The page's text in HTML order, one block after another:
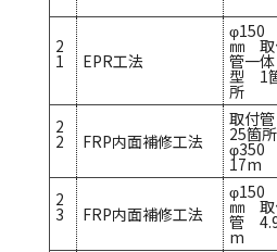
2
1 EPR工法
φ150
㎜ 取
管一体
型 1
所
2
2 FRP内面補修工法
取付
25箇所
φ350
17m
2
3 FRP内面補修工法
φ150
㎜ 取
管
m